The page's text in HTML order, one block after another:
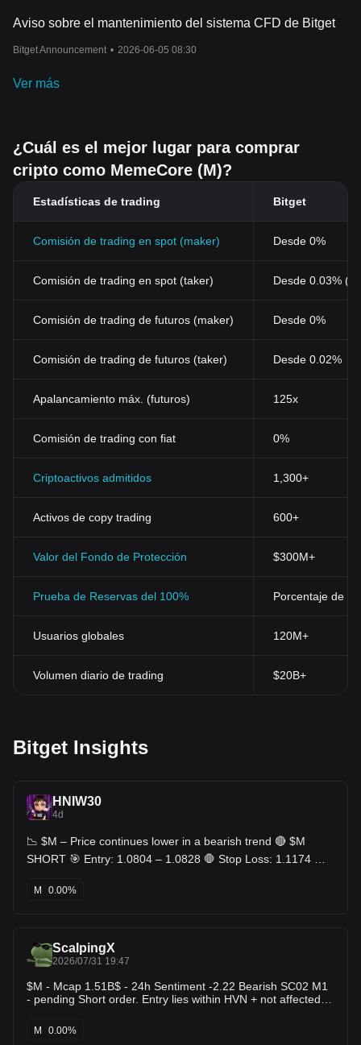
Aviso sobre el mantenimiento del sistema CFD de Bitget
Bitget Announcement • 2026-06-05 08:30
Ver más
¿Cuál es el mejor lugar para comprar
cripto como MemeCore (M)?
Estadísticas de trading Bitget
Comisión de trading en spot (maker) Desde 0%
Comisión de trading en spot (taker) Desde 0.03%
Comisión de trading de futuros (maker) Desde 0%
Comisión de trading de futuros (taker) Desde 0.02%
Apalancamiento máx. (futuros) 125x
Comisión de trading con fiat 0%
Criptoactivos admitidos 1,300+
Activos de copy trading 600+
Valor del Fondo de Protección $300M+
Prueba de Reservas del 100% Porcentaje de
Usuarios globales 120M+
Volumen diario de trading $20B+
Bitget Insights
HNIW30
4d
📉 $M – Price continues lower in a bearish trend 🔴 $M
SHORT 🎯 Entry: 1.0804 – 1.0828 🛑 Stop Loss: 1.1174 🎯
M 0.00%
ScalpingX
2026/07/31 19:47
$M - Mcap 1.51B$ - 24h Sentiment -2.22 Bearish SC02 M1
- pending Short order. Entry lies within HVN + not affected
1.09% wide. The downtrend has lasted 3 hours 33 minutes,
with the largest recorded price decline at 8.46%. If price
M 0.00%